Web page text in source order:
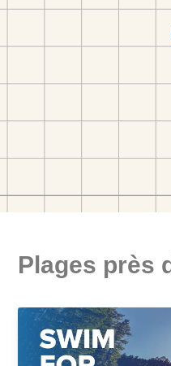
Plages près